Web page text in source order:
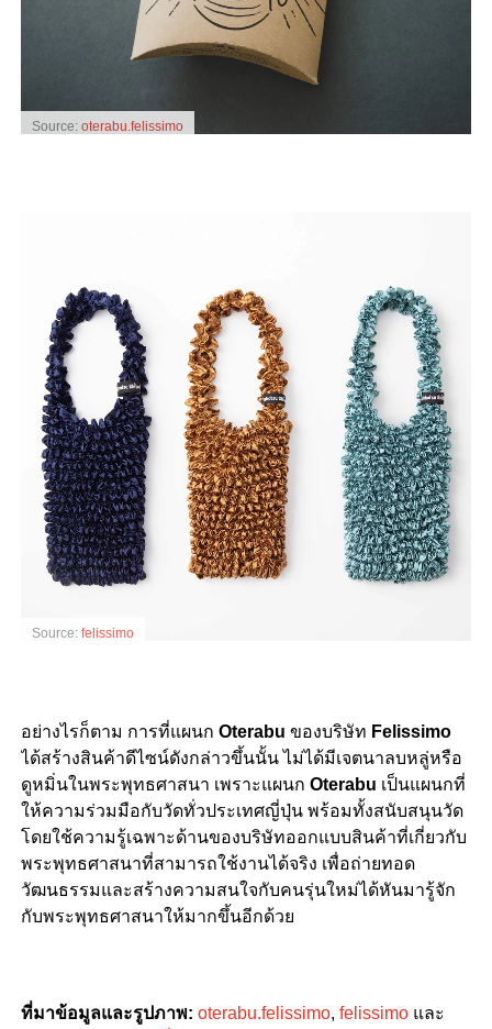
Source: oterabu.felissimo
Source: felissimo
อย่างไรก็ตาม การที่แผนก Oterabu ของบริษัท Felissimo
ได้สร้างสินค้าดีไซน์ดังกล่าวขึ้นนั้น ไม่ได้มีเจตนาลบหลู่หรือ
ดูหมิ่นในพระพุทธศาสนา เพราะแผนก Oterabu เป็นแผนกที่
ให้ความร่วมมือกับวัดทั่วประเทศญี่ปุ่น พร้อมทั้งสนับสนุนวัด
โดยใช้ความรู้เฉพาะด้านของบริษัทออกแบบสินค้าที่เกี่ยวกับ
พระพุทธศาสนาที่สามารถใช้งานได้จริง เพื่อถ่ายทอด
วัฒนธรรมและสร้างความสนใจกับคนรุ่นใหม่ได้หันมารู้จัก
กับพระพุทธศาสนาให้มากขึ้นอีกด้วย
ที่มาข้อมูลและรูปภาพ: oterabu.felissimo, felissimoและ